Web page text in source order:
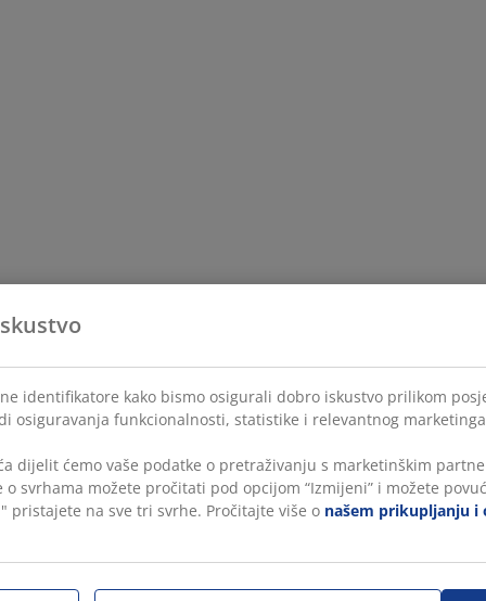
identifikatore kako bismo osigurali dobro iskustvo prilikom
osiguravanja funkcionalnosti, statistike i relevantnog
dijelit ćemo vaše podatke o pretraživanju s marketinškim
svrhama možete pročitati pod opcijom “Izmijeni” i možete
pristajete na sve tri svrhe. Pročitajte više o našem prikupljanju i